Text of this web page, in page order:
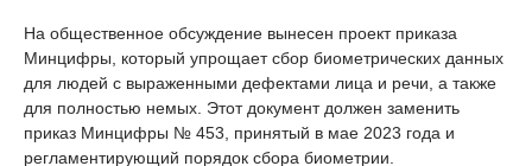
На общественное обсуждение вынесен проект приказа
Минцифры, который упрощает сбор биометрических данных
для людей с выраженными дефектами лица и речи, а также
для полностью немых. Этот документ должен заменить
приказ Минцифры № 453, принятый в мае 2023 года и
регламентирующий порядок сбора биометрии.